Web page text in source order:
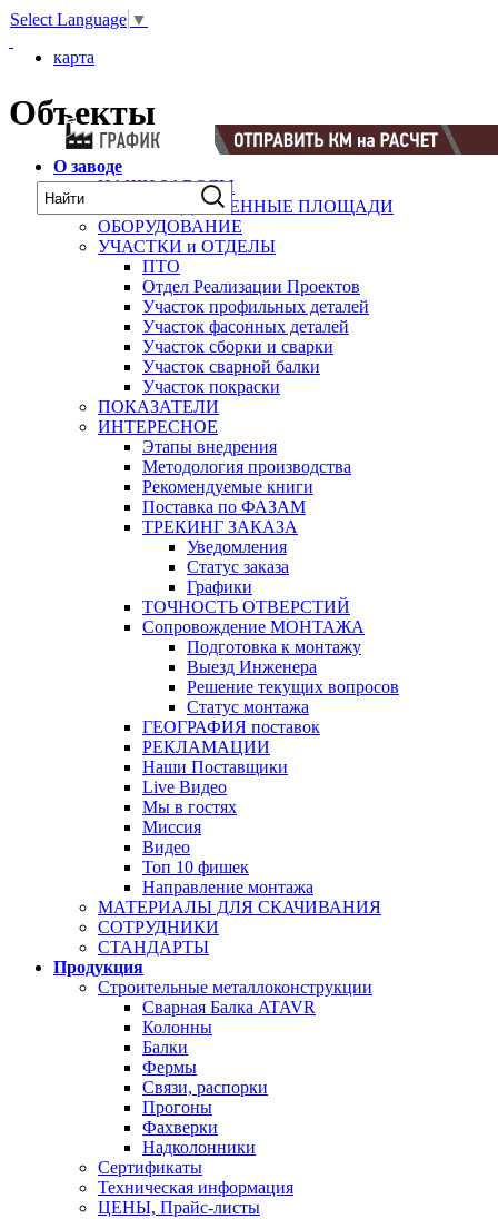
Select Language ▼
карта
Объекты
О заводе
НАШИ ЗАВОДЫ
ПРОИЗВОДСТВЕННЫЕ ПЛОЩАДИ
ОБОРУДОВАНИЕ
УЧАСТКИ и ОТДЕЛЫ
ПТО
Отдел Реализации Проектов
Участок профильных деталей
Участок фасонных деталей
Участок сборки и сварки
Участок сварной балки
Участок покраски
ПОКАЗАТЕЛИ
ИНТЕРЕСНОЕ
Этапы внедрения
Методология производства
Рекомендуемые книги
Поставка по ФАЗАМ
ТРЕКИНГ ЗАКАЗА
Уведомления
Статус заказа
Графики
ТОЧНОСТЬ ОТВЕРСТИЙ
Сопровождение МОНТАЖА
Подготовка к монтажу
Выезд Инженера
Решение текущих вопросов
Статус монтажа
ГЕОГРАФИЯ поставок
РЕКЛАМАЦИИ
Наши Поставщики
Live Видео
Мы в гостях
Миссия
Видео
Топ 10 фишек
Направление монтажа
МАТЕРИАЛЫ ДЛЯ СКАЧИВАНИЯ
СОТРУДНИКИ
СТАНДАРТЫ
Продукция
Строительные металлоконструкции
Сварная Балка ATAVR
Колонны
Балки
Фермы
Связи, распорки
Прогоны
Фахверки
Надколонники
Сертификаты
Техническая информация
ЦЕНЫ, Прайс-листы